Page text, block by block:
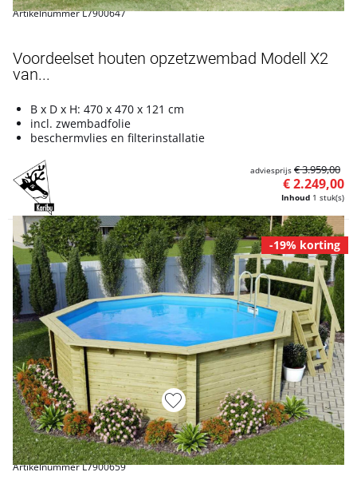
Artikelnummer L7900647
Voordeelset houten opzetzwembad Modell X2
van...
B x D x H: 470 x 470 x 121 cm
incl. zwembadfolie
beschermvlies en filterinstallatie
Inhoud 1 stuk(s)
€ 2.249,00
adviesprijs € 3.959,00
-19% korting
Artikelnummer L7900659